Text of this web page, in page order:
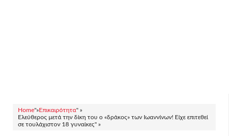
Home"»Επικαιρότητα" »
Ελεύθερος μετά την δίκη του ο «δράκος» των Ιωαννίνων! Είχε επιτεθεί
σε τουλάχιστον 18 γυναίκες" »